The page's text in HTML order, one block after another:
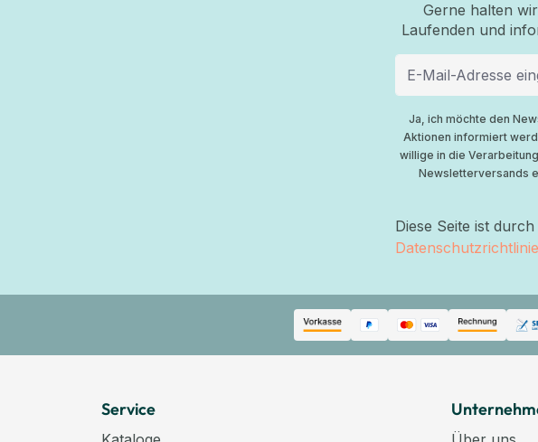
Gerne halten
Laufenden und
Ja, ich möchte den
Aktionen informiert
willige in die
Newsletterversands
Diese Seite ist
Datenschutzrichtlinie
Service